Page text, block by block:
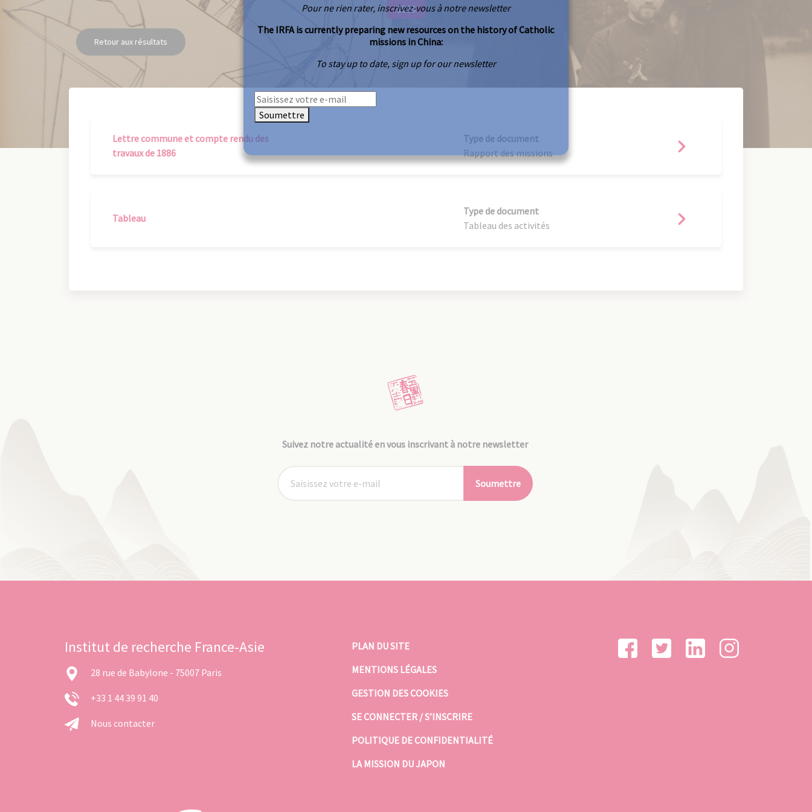
1886
Retour aux résultats
Lettre commune et compte rendu des
travaux de 1886
Type de document
Rapport des missions
Tableau
Type de document
Tableau des activités
Suivez notre actualité en vous inscrivant à notre newsletter
Soumettre
Institut de recherche France-Asie
28 rue de Babylone - 75007 Paris
+33 1 44 39 91 40
Nous contacter
PLAN DU SITE
MENTIONS LÉGALES
GESTION DES COOKIES
SE CONNECTER / S’INSCRIRE
POLITIQUE DE CONFIDENTIALITÉ
LA MISSION DU JAPON
Pour ne rien rater, inscrivez-vous à notre newsletter
The IRFA is currently preparing new resources on the history of Catholic
missions in China:
To stay up to date, sign up for our newsletter
Soumettre